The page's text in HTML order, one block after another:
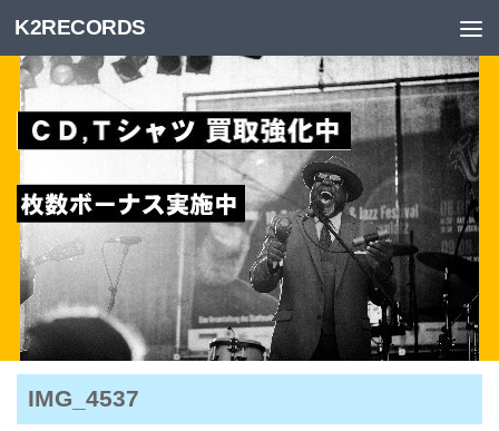
Skip to content
K2RECORDS
IMG_4537